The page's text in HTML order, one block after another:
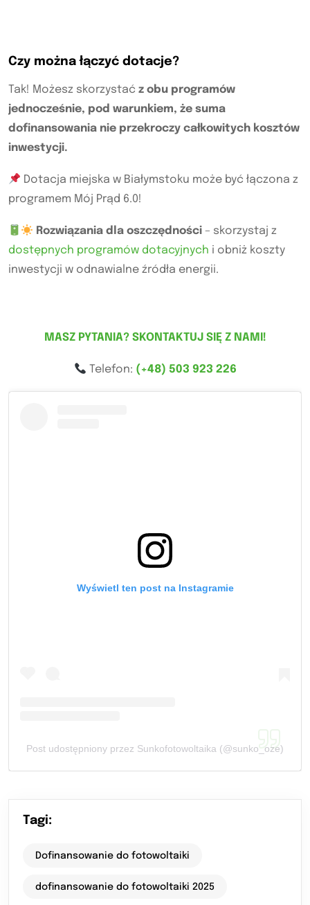
Czy można łączyć dotacje?
Tak! Możesz skorzystać z obu programów
jednocześnie, pod warunkiem, że suma
dofinansowania nie przekroczy całkowitych kosztów
inwestycji.
Dotacja miejska w Białymstoku może być łączona z
programem Mój Prąd 6.0!
Rozwiązania dla oszczędności – skorzystaj z
dostępnych programów dotacyjnych i obniż koszty
inwestycji w odnawialne źródła energii.
MASZ PYTANIA? SKONTAKTUJ SIĘ Z NAMI!
Telefon: (+48) 503 923 226
Wyświetl ten post na Instagramie
Post udostępniony przez Sunkofotowoltaika (@sunko_oze)
Tagi:
Dofinansowanie do fotowoltaiki
dofinansowanie do fotowoltaiki 2025